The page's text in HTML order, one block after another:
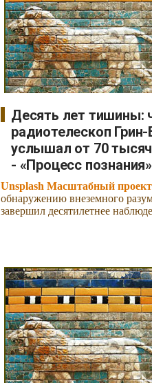
Десять лет тишины:
радиотелескоп Грин-
услышал от 70
- «Процесс познания»
Unsplash Масштабный
обнаружению внеземного
завершил десятилетнее